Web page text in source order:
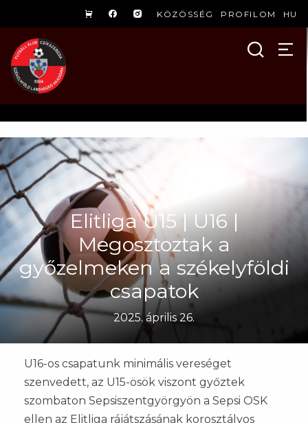
KÖZÖSSÉG PROFILOM HU
Elitliga U15 | U16 |
Megosztoztak a
győzelmeken a székelyföldi
csapatok
2025. április 26.
U16-os csapatunk minimális vereséget
szenvedett, az U15-ösök viszont győztek
szombaton Sepsiszentgyörgyön a Sepsi OSK
ellen az Elitliga rájátszásának korosztályos